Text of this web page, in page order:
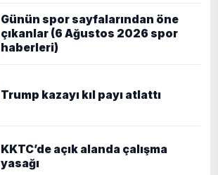
Günün spor sayfalarından öne
çıkanlar (6 Ağustos 2026 spor
haberleri)
Trump kazayı kıl payı atlattı
KKTC’de açık alanda çalışma
yasağı